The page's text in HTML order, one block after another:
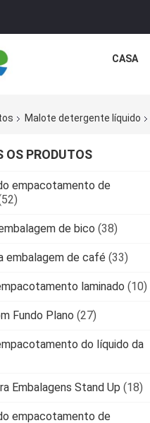
CASA
Malote detergente líquido
OS PRODUTOS
empacotamento de
de bico (38)
embalagem de café (33)
laminado (10)
Fundo Plano (27)
do líquido da
Embalagens Stand Up (18)
empacotamento de